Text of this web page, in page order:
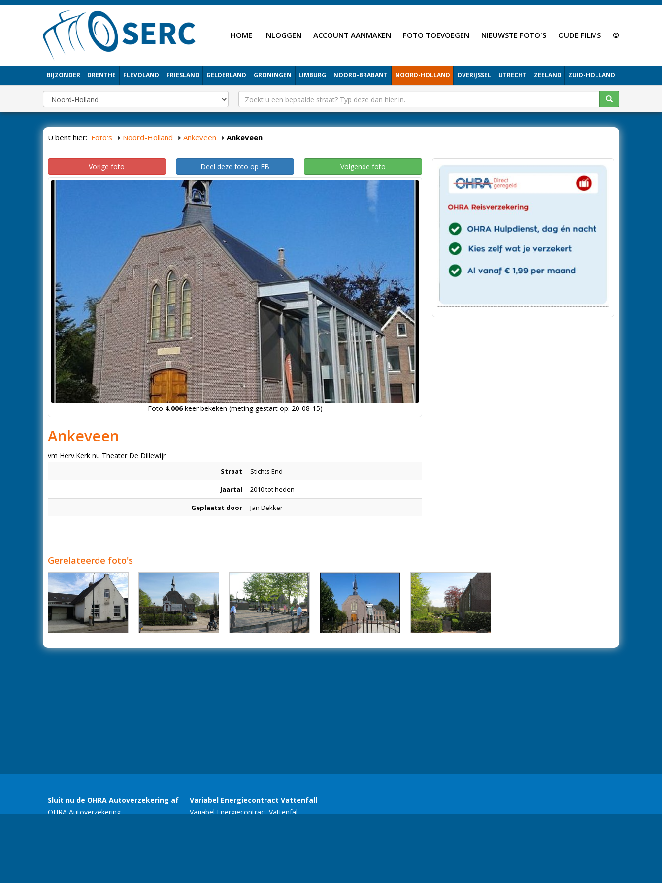
HOME INLOGGEN ACCOUNT AANMAKEN FOTO TOEVOEGEN NIEUWSTE FOTO'S OUDE FILMS ©
BIJZONDER DRENTHE FLEVOLAND FRIESLAND GELDERLAND GRONINGEN LIMBURG NOORD-BRABANT NOORD-HOLLAND OVERIJSSEL UTRECHT ZEELAND ZUID-HOLLAND
U bent hier: Foto's Noord-Holland Ankeveen Ankeveen
Vorige foto Deel deze foto op FB Volgende foto
Foto 4.006keer bekeken (meting gestart op: 20-08-15)
Ankeveen
vm Herv.Kerk nu Theater De Dillewijn
Straat Stichts End
Jaartal 2010 tot heden
Geplaatst door Jan Dekker
Gerelateerde foto's